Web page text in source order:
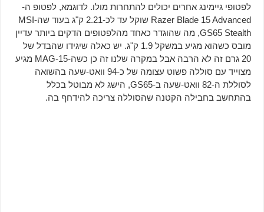
לפטופי גיימינג אחרים יכולים להתחרות מולו. לדוגמא, לפטופ ה-
Razer Blade 15 Advanced שוקל עד לכ-2.21 ק"ג בעוד שה-MSI
GS65 Stealth, מה שהוגדר כאחד מהלפטופים הדקים ביותר עדיין
מובס כשהוא מגיע במשקל 1.9 ק"ג. יש כאלה שיגידו שהבדל של
20 גרם זה לא הרבה אבל במקרה שלנו זה כן כשה-MAG-15 מגיע
מצוייד עם סוללה פשוט עצומה של כ-94 וואט-שעה בהשואה
לסוללת ה-82 וואט-שעה ב-GS65, הישג לא מבוטל בכלל
בהתחשב בחבילה הקטנה שהסוללה צריכה להידחף בה.